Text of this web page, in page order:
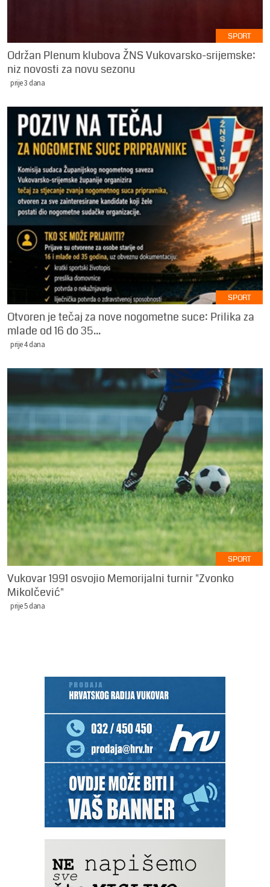
SPORT
Održan Plenum klubova ŽNS Vukovarsko-srijemske:
niz novosti za novu sezonu
prije 3 dana
SPORT
Otvoren je tečaj za nove nogometne suce: Prilika za
mlade od 16 do 35...
prije 4 dana
SPORT
Vukovar 1991 osvojio Memorijalni turnir "Zvonko
Mikolčević"
prije 5 dana